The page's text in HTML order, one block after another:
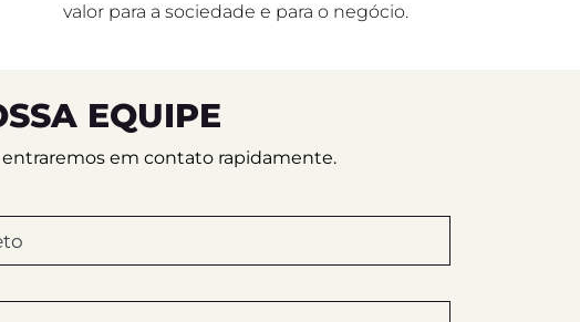
valor para a sociedade e para o negócio.
EQUIPE
entraremos em contato rapidamente.